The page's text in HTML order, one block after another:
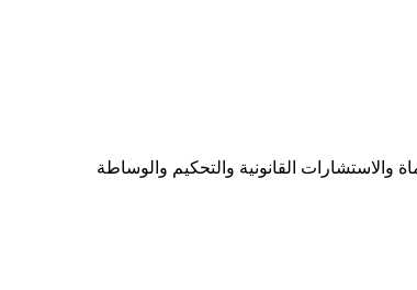
القانونية والتحكيم والوساطة